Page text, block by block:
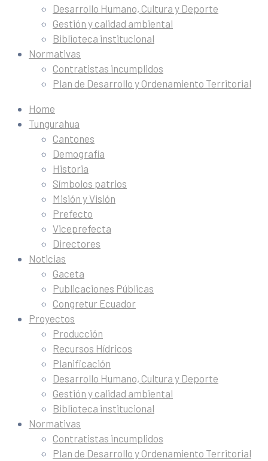
Desarrollo Humano, Cultura y Deporte
Gestión y calidad ambiental
Biblioteca institucional
Normativas
Contratistas incumplidos
Plan de Desarrollo y Ordenamiento Territorial
Home
Tungurahua
Cantones
Demografía
Historia
Símbolos patrios
Misión y Visión
Prefecto
Viceprefecta
Directores
Noticias
Gaceta
Publicaciones Públicas
Congretur Ecuador
Proyectos
Producción
Recursos Hídricos
Planificación
Desarrollo Humano, Cultura y Deporte
Gestión y calidad ambiental
Biblioteca institucional
Normativas
Contratistas incumplidos
Plan de Desarrollo y Ordenamiento Territorial